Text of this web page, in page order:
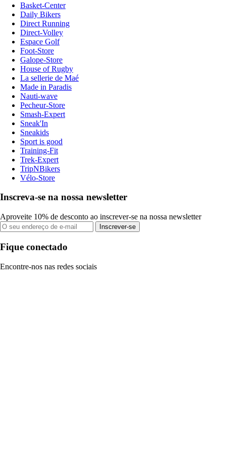
Basket-Center
Daily Bikers
Direct Running
Direct-Volley
Espace Golf
Foot-Store
Galope-Store
House of Rugby
La sellerie de Maé
Made in Paradis
Nauti-wave
Pecheur-Store
Smash-Expert
Sneak'In
Sneakids
Sport is good
Training-Fit
Trek-Expert
TripNBikers
Vélo-Store
Inscreva-se na nossa newsletter
Aproveite 10% de desconto ao inscrever-se na nossa newsletter
Inscrever-se
Fique conectado
Encontre-nos nas redes sociais